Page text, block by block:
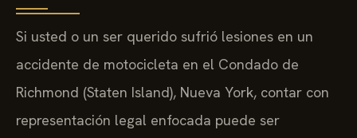
Si usted o un ser querido sufrió lesiones en un
accidente de motocicleta en el Condado de
Richmond (Staten Island), Nueva York, contar con
representación legal enfocada puede ser